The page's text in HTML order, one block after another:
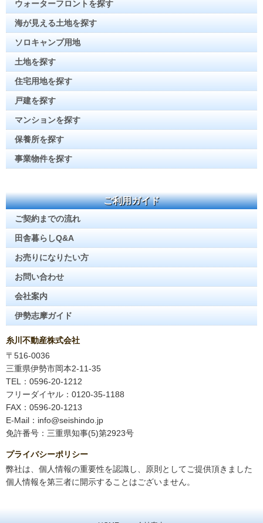
ウォーターフロントを探す
海が見える土地を探す
ソロキャンプ用地
土地を探す
住宅用地を探す
戸建を探す
マンションを探す
保養所を探す
事業物件を探す
ご利用ガイド
ご契約までの流れ
田舎暮らしQ&A
お売りになりたい方
お問い合わせ
会社案内
伊勢志摩ガイド
糸川不動産株式会社
〒516-0036
三重県伊勢市岡本2-11-35
TEL：0596-20-1212
フリーダイヤル：0120-35-1188
FAX：0596-20-1213
E-Mail：info@seishindo.jp
免許番号：三重県知事(5)第2923号
プライバシーポリシー
弊社は、個人情報の重要性を認識し、原則としてご提供頂きました
個人情報を第三者に開示することはございません。